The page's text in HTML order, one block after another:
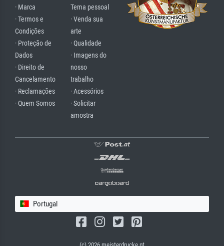
· Marca
· Termos e
Condições
· Proteção de
Dados
· Direito de
Cancelamento
· Reclamações
· Quem Somos
Tema pessoal
· Venda sua
arte
· Qualidade
· Imagens do
nosso
trabalho
· Acessórios
· Solicitar
amostra
Portugal